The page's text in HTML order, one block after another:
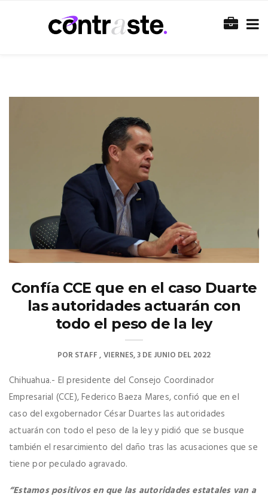
Confía CCE que en el caso Duarte
las autoridades actuarán con
todo el peso de la ley
PORSTAFF VIERNES, 3 DE JUNIO DEL 2022
Chihuahua.- El presidente del Consejo Coordinador
Empresarial (CCE), Federico Baeza Mares, confió que en el
caso del exgobernador César Duartes las autoridades
actuarán con todo el peso de la ley y pidió que se busque
también el resarcimiento del daño tras las acusaciones que se
tiene por peculado agravado.
“Estamos positivos en que las autoridades estatales van a